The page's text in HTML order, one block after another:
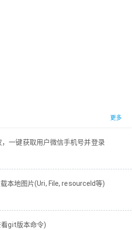
更多
一键获取用户微信手机号并登录
本地图片(Uri, File, resourceId等)
git版本命令)